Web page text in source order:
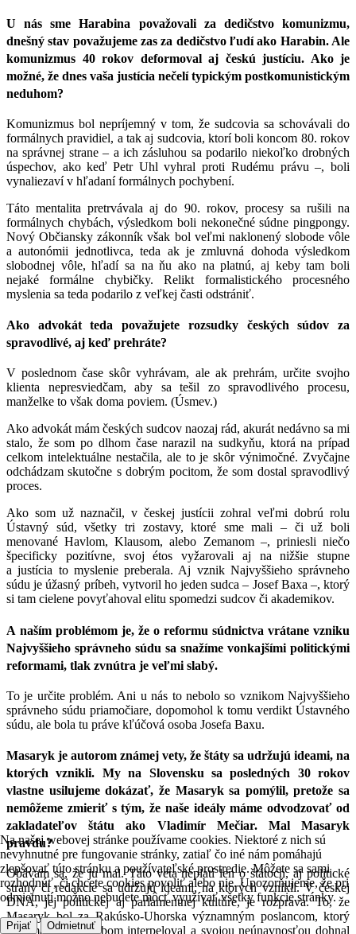
U nás sme Harabina považovali za dedičstvo komunizmu,
dnešný stav považujeme zas za dedičstvo ľudí ako Harabin. Ale
komunizmus 40 rokov deformoval aj českú justíciu. Ako je
možné, že dnes vaša justícia nečelí typickým postkomunistickým
neduhom?
Komunizmus bol nepríjemný v tom, že sudcovia sa schovávali do
formálnych pravidiel, a tak aj sudcovia, ktorí boli koncom 80. rokov
na správnej strane – a ich zásluhou sa podarilo niekoľko drobných
úspechov, ako keď Petr Uhl vyhral proti Rudému právu –, boli
vynaliezaví v hľadaní formálnych pochybení.
Táto mentalita pretrvávala aj do 90. rokov, procesy sa rušili na
formálnych chybách, výsledkom boli nekonečné súdne pingpongy.
Nový Občiansky zákonník však bol veľmi naklonený slobode vôle
a autonómii jednotlivca, teda ak je zmluvná dohoda výsledkom
slobodnej vôle, hľadí sa na ňu ako na platnú, aj keby tam boli
nejaké formálne chybičky. Relikt formalistického procesného
myslenia sa teda podarilo z veľkej časti odstrániť.
Ako advokát teda považujete rozsudky českých súdov za
spravodlivé, aj keď prehráte?
V poslednom čase skôr vyhrávam, ale ak prehrám, určite svojho
klienta nepresviedčam, aby sa tešil zo spravodlivého procesu,
manželke to však doma poviem. (Úsmev.)
Ako advokát mám českých sudcov naozaj rád, akurát nedávno sa mi
stalo, že som po dlhom čase narazil na sudkyňu, ktorá na prípad
celkom intelektuálne nestačila, ale to je skôr výnimočné. Zvyčajne
odchádzam skutočne s dobrým pocitom, že som dostal spravodlivý
proces.
Ako som už naznačil, v českej justícii zohral veľmi dobrú rolu
Ústavný súd, všetky tri zostavy, ktoré sme mali – či už boli
menované Havlom, Klausom, alebo Zemanom –, priniesli niečo
špecificky pozitívne, svoj étos vyžarovali aj na nižšie stupne
a justícia to myslenie preberala. Aj vznik Najvyššieho správneho
súdu je úžasný príbeh, vytvoril ho jeden sudca – Josef Baxa –, ktorý
si tam cielene povyťahoval elitu spomedzi sudcov či akademikov.
A naším problémom je, že o reformu súdnictva vrátane vzniku
Najvyššieho správneho súdu sa snažíme vonkajšími politickými
reformami, tlak zvnútra je veľmi slabý.
To je určite problém. Ani u nás to nebolo so vznikom Najvyššieho
správneho súdu priamočiare, dopomohol k tomu verdikt Ústavného
súdu, ale bola tu práve kľúčová osoba Josefa Baxu.
Masaryk je autorom známej vety, že štáty sa udržujú ideami, na
ktorých vznikli. My na Slovensku sa posledných 30 rokov
vlastne usilujeme dokázať, že Masaryk sa pomýlil, pretože sa
nemôžeme zmieriť s tým, že naše ideály máme odvodzovať od
zakladateľov štátu ako Vladimír Mečiar. Mal Masaryk
pravdu?
Obávam sa, že ju mal. Táto veta neplatí len o štátoch, aj politické
strany či redakcie sa udržujú ideami, na ktorých vznikli. V českej
DNA, jej politickej aj parlamentnej kultúre, je rozprava. To, že
Masaryk bol za Rakúsko-Uhorska významným poslancom, ktorý
zaujímavým spôsobom interpeloval a svojou neúnavnosťou dohnal
Na našej webovej stránke používame cookies. Niektoré z nich sú
nevyhnutné pre fungovanie stránky, zatiaľ čo iné nám pomáhajú
zlepšovať túto stránku a používateľské prostredie. Môžete sa sami
rozhodnúť, či chcete cookies povoliť alebo nie. Upozorňujeme, že pri
odmietnutí možno nebudete môcť využívať všetky funkcie stránky.
Prijať Odmietnuť